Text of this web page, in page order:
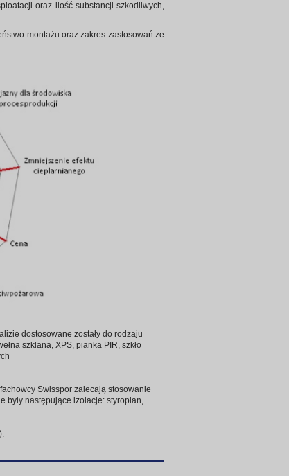
oraz ilość substancji szkodliwych,
montażu oraz zakres zastosowań ze
dostosowane zostały do rodzaju
szklana, XPS, pianka PIR, szkło
Swisspor zalecają stosowanie
były następujące izolacje: styropian,